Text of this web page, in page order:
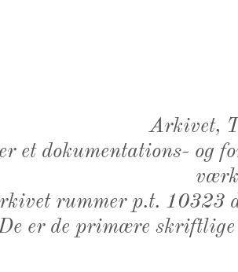
Arkivet,
er et dokumentations- og
rummer p.t. 10323
er de primære